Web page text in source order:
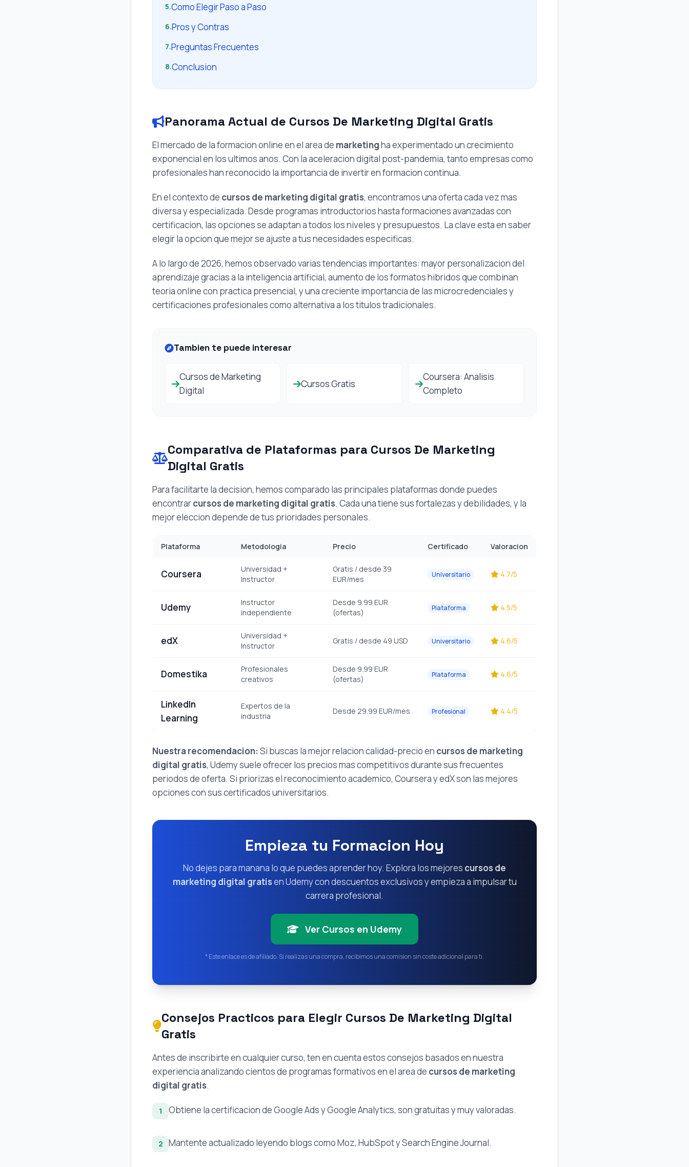
5.Como Elegir Paso a Paso
6.Pros y Contras
7.Preguntas Frecuentes
8.Conclusion
Panorama Actual de Cursos De Marketing Digital Gratis
El mercado de la formacion online en el area de marketingha experimentado un crecimiento
exponencial en los ultimos anos. Con la aceleracion digital post-pandemia, tanto empresas como
profesionales han reconocido la importancia de invertir en formacion continua.
En el contexto de cursos de marketing digital gratis, encontramos una oferta cada vez mas
diversa y especializada. Desde programas introductorios hasta formaciones avanzadas con
certificacion, las opciones se adaptan a todos los niveles y presupuestos. La clave esta en saber
elegir la opcion que mejor se ajuste a tus necesidades especificas.
A lo largo de 2026, hemos observado varias tendencias importantes: mayor personalizacion del
aprendizaje gracias a la inteligencia artificial, aumento de los formatos hibridos que combinan
teoria online con practica presencial, y una creciente importancia de las microcredenciales y
certificaciones profesionales como alternativa a los titulos tradicionales.
Tambien te puede interesar
Cursos de Marketing
Digital
Cursos Gratis
Coursera: Analisis
Completo
Comparativa de Plataformas para Cursos De Marketing
Digital Gratis
Para facilitarte la decision, hemos comparado las principales plataformas donde puedes
encontrarcursos de marketing digital gratis. Cada una tiene sus fortalezas y debilidades, y la
mejor eleccion depende de tus prioridades personales.
Plataforma Metodologia Precio Certificado Valoracion
Coursera
Universidad +
Instructor
Gratis / desde 39
EUR/mes
Universitario 4.7/5
Udemy
Instructor
independiente
Desde 9.99 EUR
(ofertas)
Plataforma 4.5/5
edX
Universidad +
Instructor
Gratis / desde 49 USD Universitario 4.6/5
Domestika
Profesionales
creativos
Desde 9.99 EUR
(ofertas)
Plataforma 4.6/5
LinkedIn
Learning
Expertos de la
industria
Desde 29.99 EUR/mes Profesional 4.4/5
Nuestra recomendacion:Si buscas la mejor relacion calidad-precio en cursos de marketing
digital gratis, Udemy suele ofrecer los precios mas competitivos durante sus frecuentes
periodos de oferta. Si priorizas el reconocimiento academico, Coursera y edX son las mejores
opciones con sus certificados universitarios.
Empieza tu Formacion Hoy
No dejes para manana lo que puedes aprender hoy. Explora los mejores cursos de
marketing digital gratisen Udemy con descuentos exclusivos y empieza a impulsar tu
carrera profesional.
Ver Cursos en Udemy
* Este enlace es de afiliado. Si realizas una compra, recibimos una comision sin coste adicional para ti.
Consejos Practicos para Elegir Cursos De Marketing Digital
Gratis
Antes de inscribirte en cualquier curso, ten en cuenta estos consejos basados en nuestra
experiencia analizando cientos de programas formativos en el area de cursos de marketing
digital gratis.
1 Obtiene la certificacion de Google Ads y Google Analytics, son gratuitas y muy valoradas.
2 Mantente actualizado leyendo blogs como Moz, HubSpot y Search Engine Journal.